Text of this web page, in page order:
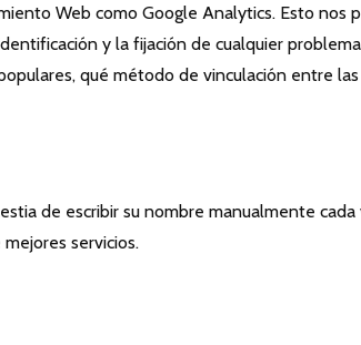
Web como Google Analytics. Esto nos
y la fijación de cualquier
qué método de vinculación entre las
de escribir su nombre manualmente cada
servicios.